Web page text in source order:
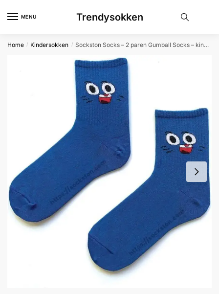
MENU Trendysokken
Home / Kindersokken / Sockston Socks – 2 paren Gumball Socks – kindersokken – verjaardag – cadeau – Grappige Sokken – Vrolijke Sokken